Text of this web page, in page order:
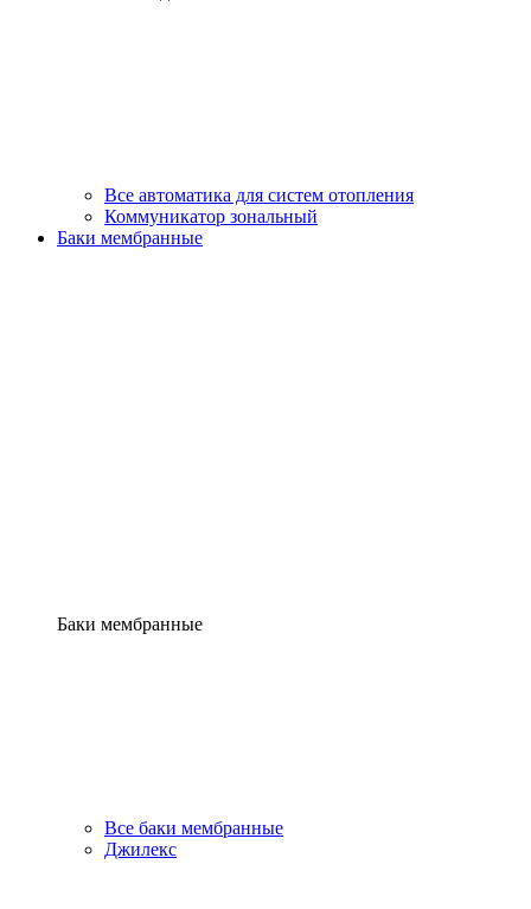
Все автоматика для систем отопления
Коммуникатор зональный
Баки мембранные
Баки мембранные
Все баки мембранные
Джилекс